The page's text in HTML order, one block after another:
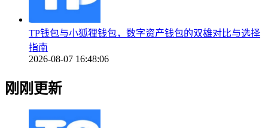
TP钱包与小狐狸钱包，数字资产钱包的双雄对比与选择
指南
2026-08-07 16:48:06
刚刚更新